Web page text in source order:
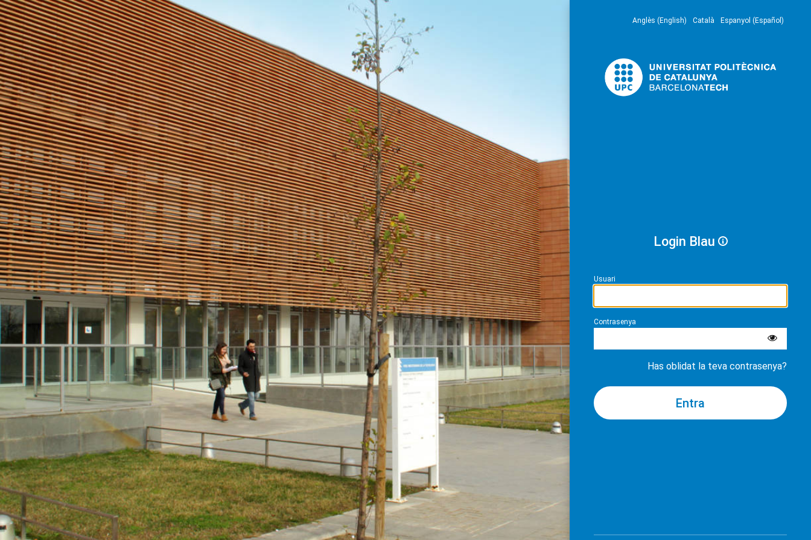
Anglès (English) Català Espanyol (Español)
Login Blau
Usuari
Contrasenya
Has oblidat la teva contrasenya?